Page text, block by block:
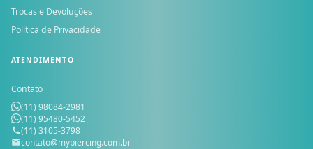
Trocas e Devoluções
Política de Privacidade
ATENDIMENTO
Contato
(11) 98084-2981
(11) 95480-5452
(11) 3105-3798
contato@mypiercing.com.br